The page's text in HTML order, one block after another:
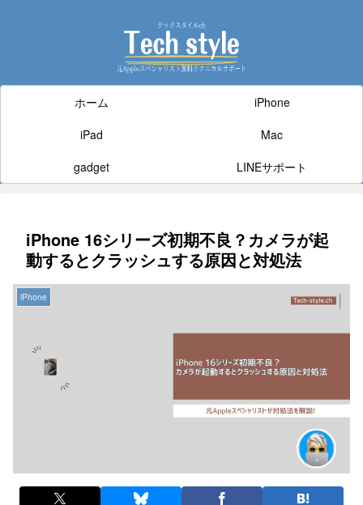
ホーム
iPhone
iPad
Mac
gadget
LINEサポート
iPhone 16シリーズ初期不良？カメラが起
動するとクラッシュする原因と対処法
iPhone